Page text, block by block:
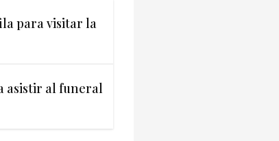
para visitar la
asistir al funeral